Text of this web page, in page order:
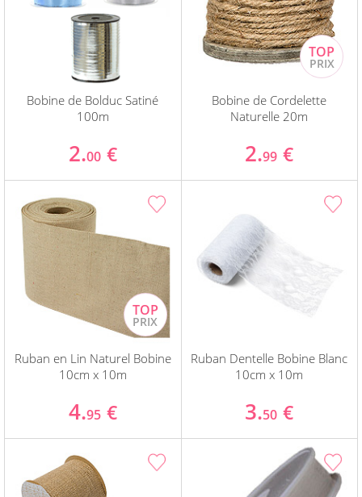
Bobine de Bolduc Satiné
100m
2.00 €
Bobine de Cordelette
Naturelle 20m
2.99 €
Ruban en Lin Naturel Bobine
10cm x 10m
4.95 €
Ruban Dentelle Bobine Blanc
10cm x 10m
3.50 €